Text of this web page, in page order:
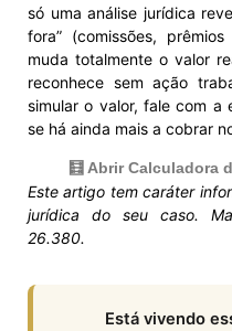
só uma análise jurídica
fora” (comissões,
muda totalmente o valor
reconhece sem ação
simular o valor, fale com a
se há ainda mais a cobrar
🧮 Abrir Calculadora
Este artigo tem caráter
jurídica do seu caso.
26.380.
Está vivendo